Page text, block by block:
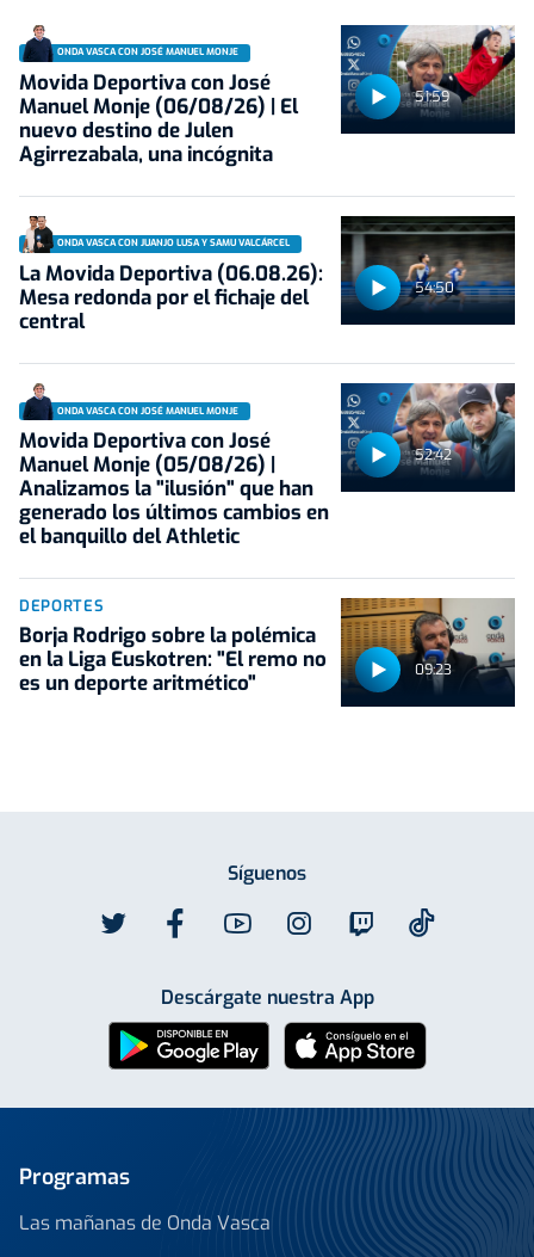
51:59
ONDA VASCA CON JOSÉ MANUEL MONJE
Movida Deportiva con José
Manuel Monje (06/08/26) | El
nuevo destino de Julen
Agirrezabala, una incógnita
54:50
ONDA VASCA CON JUANJO LUSA Y SAMU VALCÁRCEL
La Movida Deportiva (06.08.26):
Mesa redonda por el fichaje del
central
52:42
ONDA VASCA CON JOSÉ MANUEL MONJE
Movida Deportiva con José
Manuel Monje (05/08/26) |
Analizamos la "ilusión" que han
generado los últimos cambios en
el banquillo del Athletic
09:23
DEPORTES
Borja Rodrigo sobre la polémica
en la Liga Euskotren: "El remo no
es un deporte aritmético"
Síguenos
Descárgate nuestra App
Programas
Las mañanas de Onda Vasca